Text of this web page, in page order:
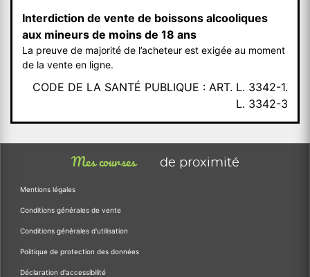
Interdiction de vente de boissons alcooliques
aux mineurs de moins de 18 ans
La preuve de majorité de l’acheteur est exigée au moment
de la vente en ligne.
CODE DE LA SANTÉ PUBLIQUE : ART. L. 3342-1.
L. 3342-3
Mes courses de proximité
Mentions légales
Conditions générales de vente
Conditions générales d'utilisation
Politique de protection des données
Déclaration d'accessibilité